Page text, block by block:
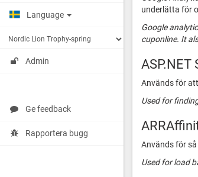
Language
Admin
Ge feedback
Rapportera bugg
underlätta för
Google
cuponline. It
ASP.NET
Används för
Used for
Används för
Used for load